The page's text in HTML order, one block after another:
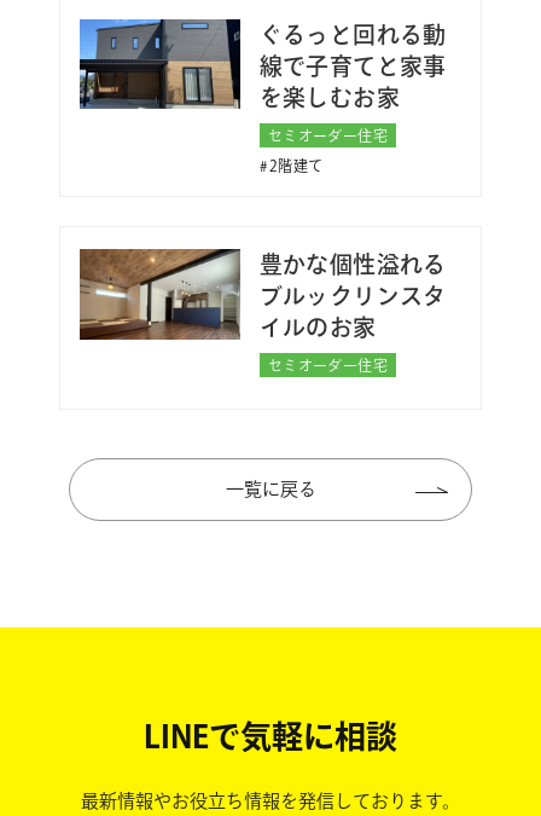
ぐるっと回れる動
線で子育てと家事
を楽しむお家
セミオーダー住宅
2階建て
豊かな個性溢れる
ブルックリンスタ
イルのお家
セミオーダー住宅
一覧に戻る
LINEで気軽に相談
最新情報やお役立ち情報を発信しております。